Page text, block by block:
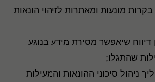
בקרות מונעות ומאתרות לזיהוי הונאות
דיווח שיאפשר מסירת מידע בנוגע
שהתגלו;
ניהול סיכוני ההונאות והמעילות